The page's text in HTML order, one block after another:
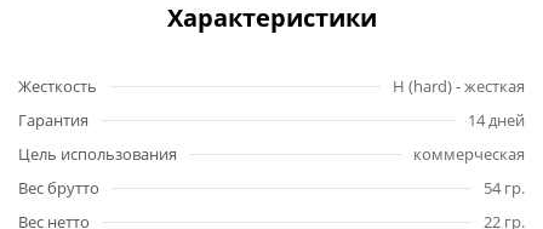
Характеристики
Жесткость
H (hard) - жесткая
Гарантия
14 дней
Цель использования
коммерческая
Вес брутто
54 гр.
Вес нетто
22 гр.